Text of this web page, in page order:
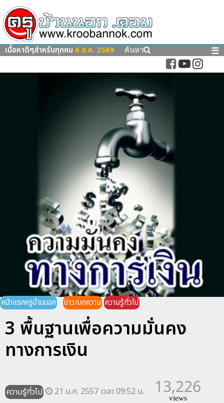
เนื้อหาดีๆสำหรับทุกคน 6 ส.ค. 2569 ค้นหา ☰
หน้าแรกครูบ้านนอก ข่าว/บทความ ความรู้ทั่วไป
3 พื้นฐานเพื่อความมั่นคง
ทางการเงิน
ความรู้ทั่วไป 21 ม.ค. 2557 เวลา 09:52 น. 13,226
views